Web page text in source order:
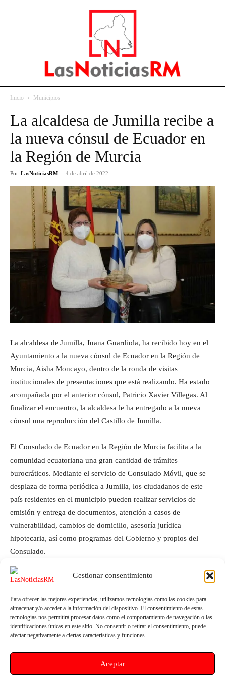
Gestionar consentimiento
Para ofrecer las mejores experiencias, utilizamos tecnologías como las cookies para
almacenar y/o acceder a la información del dispositivo. El consentimiento de estas
tecnologías nos permitirá procesar datos como el comportamiento de navegación o las
identificaciones únicas en este sitio. No consentir o retirar el consentimiento, puede
afectar negativamente a ciertas características y funciones.
Aceptar
Inicio Municipios
La alcaldesa de Jumilla recibe a
la nueva cónsul de Ecuador en
la Región de Murcia
Por LasNoticiasRM - 4 de abril de 2022
La alcaldesa de Jumilla, Juana Guardiola, ha recibido hoy en el
Ayuntamiento a la nueva cónsul de Ecuador en la Región de
Murcia, Aisha Moncayo, dentro de la ronda de visitas
institucionales de presentaciones que está realizando. Ha estado
acompañada por el anterior cónsul, Patricio Xavier Villegas. Al
finalizar el encuentro, la alcaldesa le ha entregado a la nueva
cónsul una reproducción del Castillo de Jumilla.
El Consulado de Ecuador en la Región de Murcia facilita a la
comunidad ecuatoriana una gran cantidad de trámites
burocráticos. Mediante el servicio de Consulado Móvil, que se
desplaza de forma periódica a Jumilla, los ciudadanos de este
país residentes en el municipio pueden realizar servicios de
emisión y entrega de documentos, atención a casos de
vulnerabilidad, cambios de domicilio, asesoría jurídica
hipotecaria, así como programas del Gobierno y propios del
Consulado.